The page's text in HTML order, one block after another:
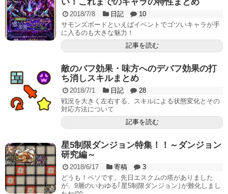
2018/7/8 日記
10
サモンズボードといえばイベントでゴツいキャラが手
に入るのも大きな魅力！
記事を読む
敵のバフ効果・味方へのデバフ効果の打
ち消しスキルまとめ
2018/7/1 日記
28
戦況を大きく左右する、スキルによる状態変化とその
対応方法について
記事を読む
星5制限ダンジョン特集！！～ダンジョン
研究編～
2018/6/17 寄稿
3
どうも！ペソです。先日エスクムの塔がありました
が、9層のいわゆる｢星5制限ダンジョン｣が難化しまし